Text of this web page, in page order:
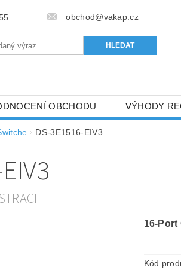
obchod@vakap.cz
OBCHODU VÝHODY
DS-3E1516-EIV3
16-Port
Kód